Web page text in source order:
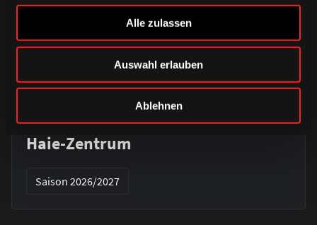
Alle zulassen
Auswahl erlauben
Ablehnen
DONNERSTAG, 06. AUGUST 2026
Alle Infos zum öffentlichen
Trainingsauftakt am Sonntag im
Haie-Zentrum
Saison 2026/2027